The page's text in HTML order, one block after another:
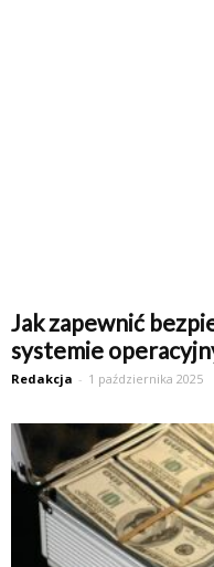
Jak zapewnić
systemie
Redakcja - 1 października 2025